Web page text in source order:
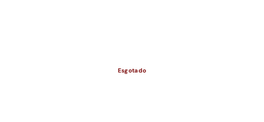
Esgotado